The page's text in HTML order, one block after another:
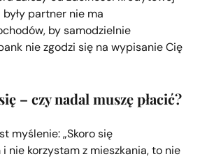
partner nie ma
by samodzielnie
nie zgodzi się na wypisanie Cię
– czy nadal muszę płacić?
myślenie: „Skoro się
nie korzystam z mieszkania, to nie